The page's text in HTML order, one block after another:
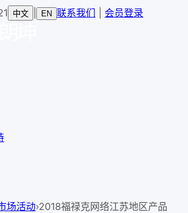
中文 EN 联系我们 会员登录
场活动›2018福禄克网络江苏地区产品